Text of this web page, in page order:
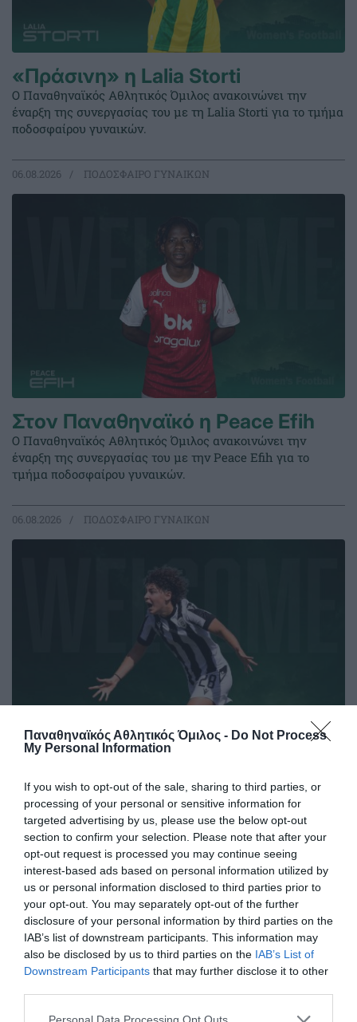
Παναθηναϊκός Αθλητικός Όμιλος - Do Not Process
My Personal Information
If you wish to opt-out of the sale, sharing to third parties, or
processing of your personal or sensitive information for
targeted advertising by us, please use the below opt-out
section to confirm your selection. Please note that after your
opt-out request is processed you may continue seeing
interest-based ads based on personal information utilized by
us or personal information disclosed to third parties prior to
your opt-out. You may separately opt-out of the further
disclosure of your personal information by third parties on the
IAB’s list of downstream participants. This information may
also be disclosed by us to third parties on the IAB’s List of
Downstream Participants that may further disclose it to other
Please note that this website/app uses one or more Google
Personal Data Processing Opt Outs
«Πράσινη» η Lalia Storti
Ο Παναθηναϊκός Αθλητικός Όμιλος ανακοινώνει την
έναρξη της συνεργασίας του με τη Lalia Storti για το τμήμα
ποδοσφαίρου γυναικών.
06.08.2026 ΠΟΔΟΣΦΑΙΡΟ ΓΥΝΑΙΚΩΝ
Στον Παναθηναϊκό η Peace Efih
Ο Παναθηναϊκός Αθλητικός Όμιλος ανακοινώνει την
έναρξη της συνεργασίας του με την Peace Efih για το
τμήμα ποδοσφαίρου γυναικών.
06.08.2026 ΠΟΔΟΣΦΑΙΡΟ ΓΥΝΑΙΚΩΝ
Ο Παναθηναϊκός Αθλητικός Όμιλος ανακοινώνει την
έναρξη της συνεργασίας του με την Αντιγόνη
Παπαδοπούλου για το τμήμα ποδοσφαίρου γυναικών.
06.08.2026 ΠΟΔΟΣΦΑΙΡΟ ΓΥΝΑΙΚΩΝ